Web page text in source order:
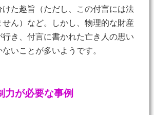
た趣旨（ただし、この付言には法
ん）など。しかし、物理的な財産
き、付言に書かれた亡き人の思い
いことが多いようです。
力が必要な事例